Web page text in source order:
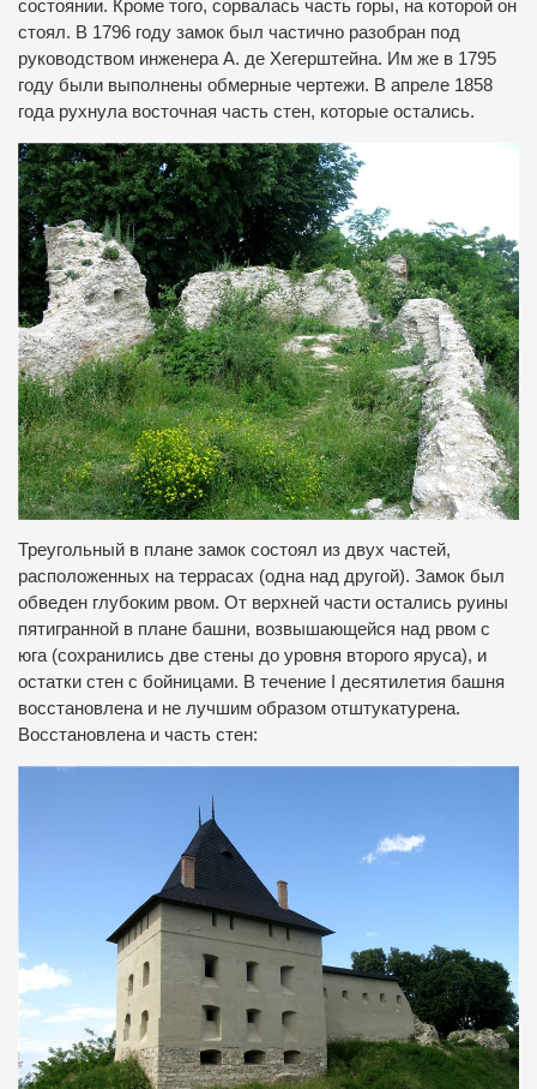
состоянии. Кроме того, сорвалась часть горы, на которой он
стоял. В 1796 году замок был частично разобран под
руководством инженера А. де Хегерштейна. Им же в 1795
году были выполнены обмерные чертежи. В апреле 1858
года рухнула восточная часть стен, которые остались.
Треугольный в плане замок состоял из двух частей,
расположенных на террасах (одна над другой). Замок был
обведен глубоким рвом. От верхней части остались руины
пятигранной в плане башни, возвышающейся над рвом с
юга (сохранились две стены до уровня второго яруса), и
остатки стен с бойницами. В течение I десятилетия башня
восстановлена и не лучшим образом отштукатурена.
Восстановлена и часть стен: